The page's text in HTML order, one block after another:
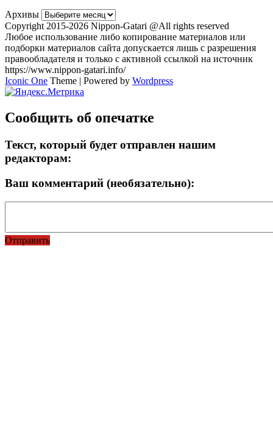
Архивы
Copyright 2015-2026 Nippon-Gatari @All rights reserved
Любое использование либо копирование материалов или
подборки материалов сайта допускается лишь с разрешения
правообладателя и только с активной ссылкой на источник
https://www.nippon-gatari.info/
Iconic One Theme | Powered by Wordpress
Сообщить об опечатке
Текст, который будет отправлен нашим
редакторам:
Ваш комментарий (необязательно):
Отправить